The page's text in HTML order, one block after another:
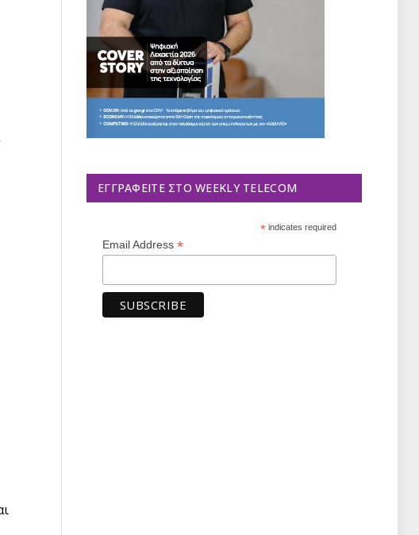
ΕΓΓΡΑΦΕΊΤΕ ΣΤΟ WEEKLY TELECOM
*indicates required
Email Address *